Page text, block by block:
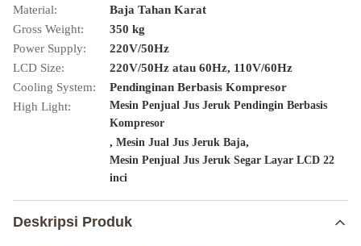
Material:
Baja Tahan Karat
Gross Weight:
350 kg
Power Supply:
220V/50Hz
LCD Size:
220V/50Hz atau 60Hz, 110V/60Hz
Cooling System:
Pendinginan Berbasis Kompresor
High Light:
Mesin Penjual Jus Jeruk Pendingin Berbasis
Kompresor
, Mesin Jual Jus Jeruk Baja,
Mesin Penjual Jus Jeruk Segar Layar LCD 22
inci
Deskripsi Produk